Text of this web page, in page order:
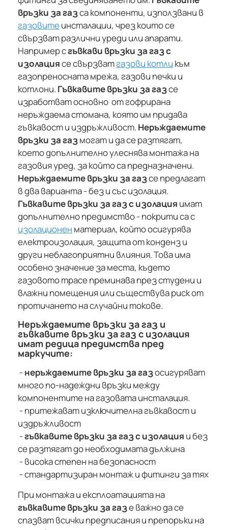
връзки за газса компоненти, използвани в
газовитеинсталации, чрез които се
свързват различни уреди или апарати.
Например сгъвкави връзки за газ с
изолациясе свързватгазови котли към
газопреносната мрежа, газови печки и
котлони. Гъвкавите връзки за газсе
изработват основно от гофрирана
неръждаема стомана, която им придава
гъвкавост и издръжливост. Неръждаемите
връзки за газмогат и да се разтягат,
което допълнително улеснява монтажа на
газовия уред, за който са предназначени.
Неръждаемите връзки за газсе предлагат
в два варианта - без и със изолация.
Гъвкавите връзки за газ с изолация имат
допълнително предимство - покрити са с
изолационен материал, който осигурява
електроизолация, защита от конденз и
други неблагоприятни влияния. Това има
особено значение за места, където
газовото трасе преминава през студени и
влажни помещения или съществува риск от
протичането на случайни токове.
Неръждаемите връзки за газ и
гъвкавите връзки за газ с изолация
имат редица предимства пред
маркучите:
- неръждаемите връзки за газосигуряват
много по-надеждни връзки между
компонентите на газовата инсталация.
- притежават изключителна гъвкавост и
издръжливост
-гъвкавите връзки за газ с изолация и без
се разтягат до необходимата дължина
- висока степен на безопасност
- стандартизиран монтаж и фитинги за тях
При монтажа и експлоатацията на
гъвкавите връзки за газе важно да се
спазват всички предписания и препоръки на